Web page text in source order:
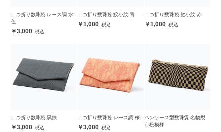
二つ折り数珠袋 レース調 水
色
3,000
二つ折り数珠袋 鮫小紋 青
1,000
二つ折り数珠袋 鮫小紋 赤
1,000
二つ折り数珠袋 黒鉄
3,000
二つ折り数珠袋 レース調 桜
3,000
ペンケース型数珠袋 名物裂
市松模様